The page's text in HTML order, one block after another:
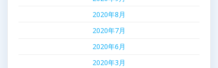
2020年8月
2020年7月
2020年6月
2020年3月